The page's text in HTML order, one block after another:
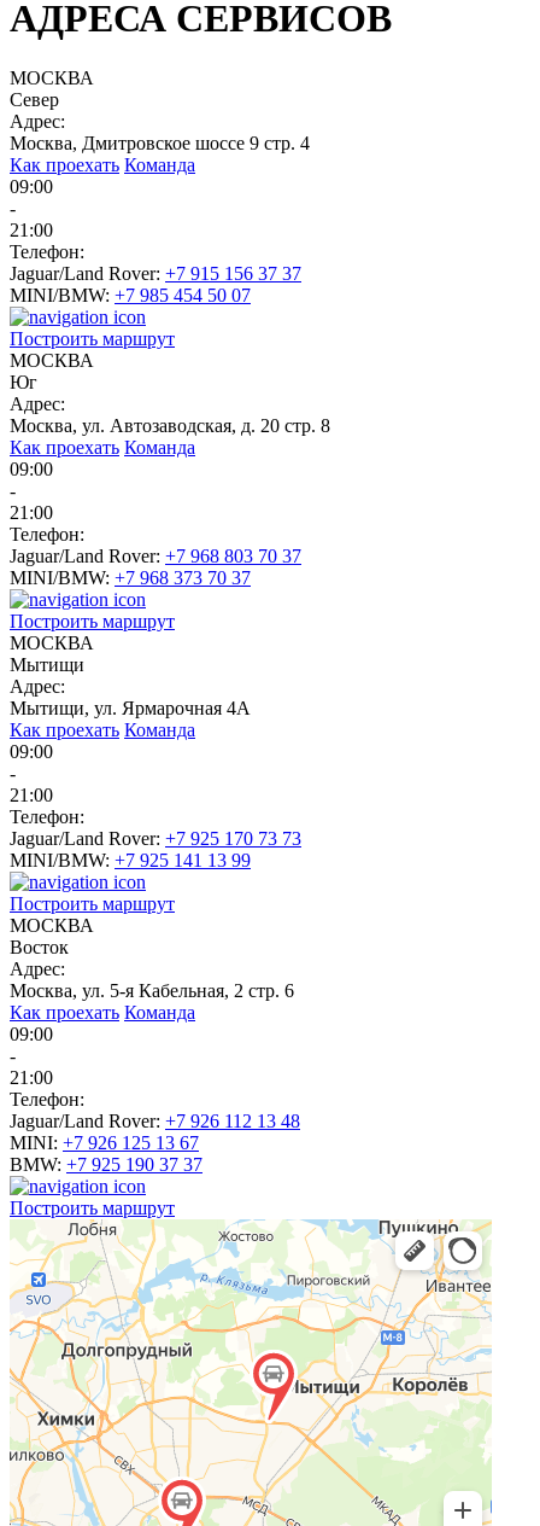
АДРЕСА СЕРВИСОВ
МОСКВА
Север
Адрес:
Москва, Дмитровское шоссе 9 стр. 4
Как проехать Команда
09:00
-
21:00
Телефон:
Jaguar/Land Rover: +7 915 156 37 37
MINI/BMW: +7 985 454 50 07
Построить маршрут
МОСКВА
Юг
Адрес:
Москва, ул. Автозаводская, д. 20 стр. 8
Как проехать Команда
09:00
-
21:00
Телефон:
Jaguar/Land Rover: +7 968 803 70 37
MINI/BMW: +7 968 373 70 37
Построить маршрут
МОСКВА
Мытищи
Адрес:
Мытищи, ул. Ярмарочная 4А
Как проехать Команда
09:00
-
21:00
Телефон:
Jaguar/Land Rover: +7 925 170 73 73
MINI/BMW: +7 925 141 13 99
Построить маршрут
МОСКВА
Восток
Адрес:
Москва, ул. 5-я Кабельная, 2 стр. 6
Как проехать Команда
09:00
-
21:00
Телефон:
Jaguar/Land Rover: +7 926 112 13 48
MINI: +7 926 125 13 67
BMW: +7 925 190 37 37
Построить маршрут